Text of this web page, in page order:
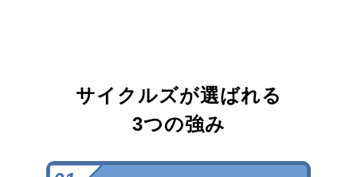
サイクルズが選ばれる
3つの強み